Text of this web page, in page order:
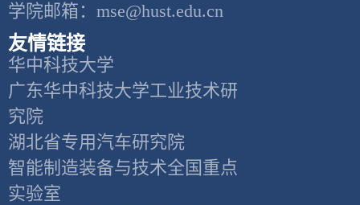
学院邮箱：mse@hust.edu.cn
友情链接
华中科技大学
广东华中科技大学工业技术研
究院
湖北省专用汽车研究院
智能制造装备与技术全国重点
实验室